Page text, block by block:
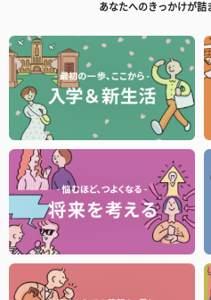
あなたへのきっかけが詰